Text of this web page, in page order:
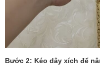
Bước 2: Kéo dây xích để